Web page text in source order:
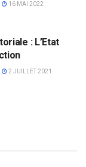
16 MAI 2022
: L’Etat
2 JUILLET 2021